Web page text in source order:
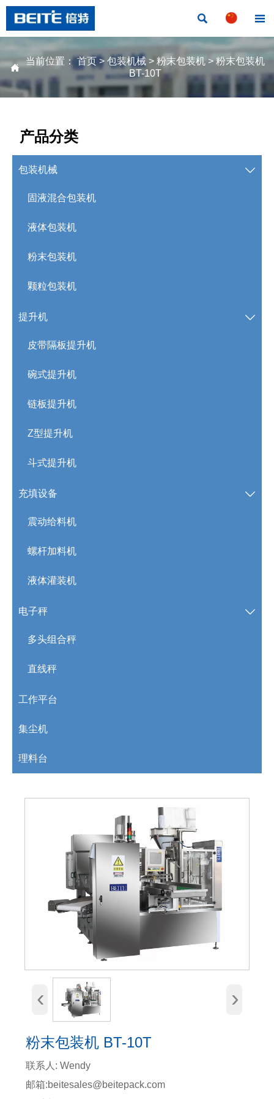
 

当前位置：首页> 包装机械> 粉末包装机>粉末包装机
BT-10T
产品分类
包装机械 
固液混合包装机
液体包装机
粉末包装机
颗粒包装机
提升机 
皮带隔板提升机
碗式提升机
链板提升机
Z型提升机
斗式提升机
充填设备 
震动给料机
螺杆加料机
液体灌装机
电子秤 
多头组合秤
直线秤
工作平台
集尘机
理料台
‹ ›
粉末包装机 BT-10T
联系人: Wendy
邮箱:beitesales@beitepack.com